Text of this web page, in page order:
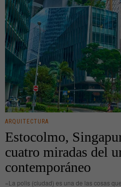
ARQUITECTURA
Estocolmo,
cuatro miradas del
contemporáneo
«La polis (ciudad) es una de las cosas